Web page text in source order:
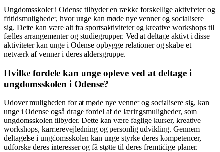
Ungdomsskoler i Odense tilbyder en række forskellige aktiviteter og
fritidsmuligheder, hvor unge kan møde nye venner og socialisere
sig. Dette kan være alt fra sportsaktiviteter og kreative workshops til
fælles arrangementer og studiegrupper. Ved at deltage aktivt i disse
aktiviteter kan unge i Odense opbygge relationer og skabe et
netværk af venner i deres aldersgruppe.
Hvilke fordele kan unge opleve ved at deltage i
ungdomsskolen i Odense?
Udover muligheden for at møde nye venner og socialisere sig, kan
unge i Odense også drage fordel af de læringsmuligheder, som
ungdomsskolen tilbyder. Dette kan være faglige kurser, kreative
workshops, karrierevejledning og personlig udvikling. Gennem
deltagelse i ungdomsskolen kan unge styrke deres kompetencer,
udforske deres interesser og få støtte til deres fremtidige planer.